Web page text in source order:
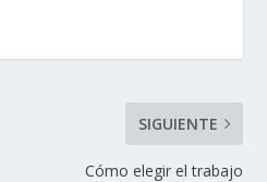
SIGUIENTE
Cómo elegir el trabajo